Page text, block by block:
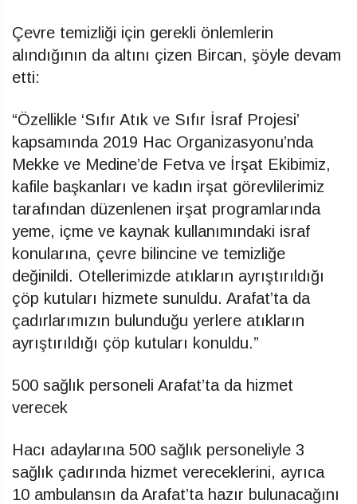
Çevre temizliği için gerekli önlemlerin
alındığının da altını çizen Bircan, şöyle devam
etti:
“Özellikle ‘Sıfır Atık ve Sıfır İsraf Projesi’
kapsamında 2019 Hac Organizasyonu’nda
Mekke ve Medine’de Fetva ve İrşat Ekibimiz,
kafile başkanları ve kadın irşat görevlilerimiz
tarafından düzenlenen irşat programlarında
yeme, içme ve kaynak kullanımındaki israf
konularına, çevre bilincine ve temizliğe
değinildi. Otellerimizde atıkların ayrıştırıldığı
çöp kutuları hizmete sunuldu. Arafat’ta da
çadırlarımızın bulunduğu yerlere atıkların
ayrıştırıldığı çöp kutuları konuldu.”
500 sağlık personeli Arafat’ta da hizmet
verecek
Hacı adaylarına 500 sağlık personeliyle 3
sağlık çadırında hizmet vereceklerini, ayrıca
10 ambulansın da Arafat’ta hazır bulunacağını